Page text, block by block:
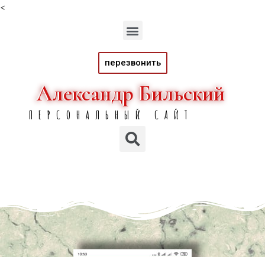
<
перезвонить
Александр Бильский
Александр Бильский
ПЕРСОНАЛЬНЫЙ САЙТ